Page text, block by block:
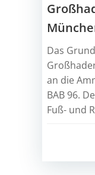
Das
an die
BAB 96.
Fuß- und
anderen